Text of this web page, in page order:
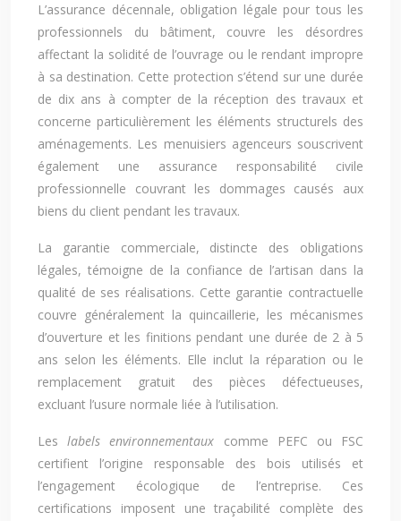
L’assurance décennale, obligation légale pour tous les
professionnels du bâtiment, couvre les désordres
affectant la solidité de l’ouvrage ou le rendant impropre
à sa destination. Cette protection s’étend sur une durée
de dix ans à compter de la réception des travaux et
concerne particulièrement les éléments structurels des
aménagements. Les menuisiers agenceurs souscrivent
également une assurance responsabilité civile
professionnelle couvrant les dommages causés aux
biens du client pendant les travaux.
La garantie commerciale, distincte des obligations
légales, témoigne de la confiance de l’artisan dans la
qualité de ses réalisations. Cette garantie contractuelle
couvre généralement la quincaillerie, les mécanismes
d’ouverture et les finitions pendant une durée de 2 à 5
ans selon les éléments. Elle inclut la réparation ou le
remplacement gratuit des pièces défectueuses,
excluant l’usure normale liée à l’utilisation.
Leslabels environnementaux comme PEFC ou FSC
certifient l’origine responsable des bois utilisés et
l’engagement écologique de l’entreprise. Ces
certifications imposent une traçabilité complète des